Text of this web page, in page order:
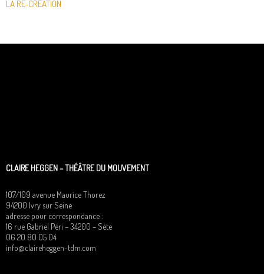
LA RE-CRÉATION
CLAIRE HEGGEN – THÉÂTRE DU MOUVEMENT
107/109 avenue Maurice Thorez
94200 Ivry sur Seine
adresse pour correspondance :
16 rue Gabriel Péri – 34200 – Sète
06 20 80 05 04
info@claireheggen-tdm.com